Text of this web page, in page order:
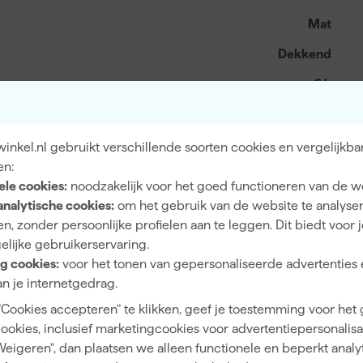
gebruikt verschillende soorten cookies en
cookies: noodzakelijk voor het goed functioneren van de
cookies: om het gebruik van de website te
zonder persoonlijke profielen aan te leggen. Dit biedt voor
gebruikerservaring.
cookies: voor het tonen van gepersonaliseerde advertenties
je internetgedrag.
accepteren" te klikken, geef je toestemming voor het
inclusief marketingcookies voor
dan plaatsen we alleen functionele en beperkt
Mat
Dekkend
6 h
1
Waterbasis (acryl)
Kwast, Verfroller
Mengverf
Op kleur gemengd